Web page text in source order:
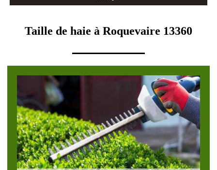
Taille de haie à Roquevaire 13360